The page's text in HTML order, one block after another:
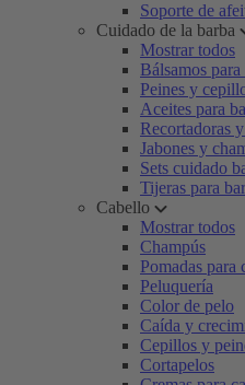
Soporte de
Cuidado de la barba
Mostrar todos
Bálsamos para
Peines y
Aceites para
Recortadoras
Jabones y
Sets cuidado
Tijeras para
Cabello
Mostrar todos
Champús
Pomadas para
Peluquería
Color de pelo
Caída y
Cepillos y
Cortapelos